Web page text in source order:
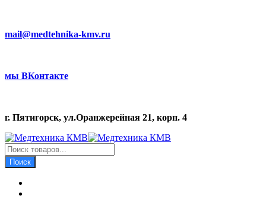
mail@medtehnika-kmv.ru
мы ВКонтакте
г. Пятигорск, ул.Оранжерейная 21, корп. 4
Поиск
товаров
Поиск